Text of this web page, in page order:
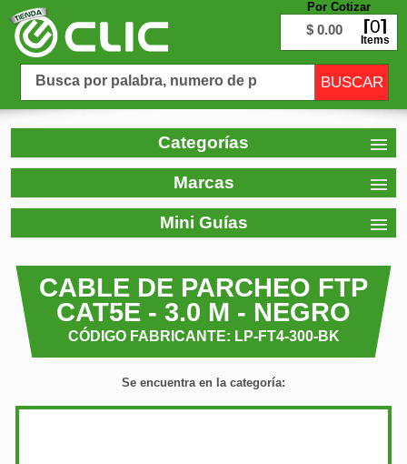
Por Cotizar
$ 0.00 0
Items
Categorías
Marcas
Mini Guías
CABLE DE PARCHEO FTP
CAT5E - 3.0 M - NEGRO
CÓDIGO FABRICANTE: LP-FT4-300-BK
Se encuentra en la categoría: